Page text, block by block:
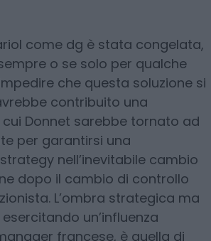
come dg è stata congelata,
o se solo per qualche
che questa soluzione si
contribuito una
Donnet sarebbe tornato ad
per garantirsi una
nell’inevitabile cambio
dopo il cambio di controllo
L’ombra strategica ma
un’influenza
francese, è quella di